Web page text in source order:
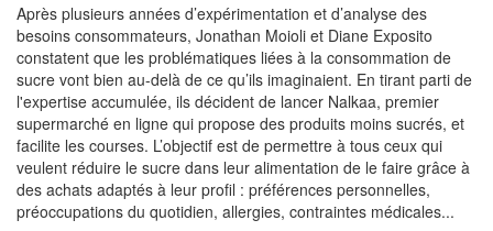
Après plusieurs années d’expérimentation et d’analyse des
besoins consommateurs, Jonathan Moioli et Diane Exposito
constatent que les problématiques liées à la consommation de
sucre vont bien au-delà de ce qu’ils imaginaient. En tirant parti de
l'expertise accumulée, ils décident de lancer Nalkaa, premier
supermarché en ligne qui propose des produits moins sucrés, et
facilite les courses. L’objectif est de permettre à tous ceux qui
veulent réduire le sucre dans leur alimentation de le faire grâce à
des achats adaptés à leur profil : préférences personnelles,
préoccupations du quotidien, allergies, contraintes médicales...